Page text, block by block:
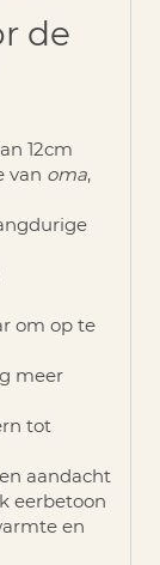
de
12cm
van oma,
om op te
meer
tot
aandacht
eerbetoon
en